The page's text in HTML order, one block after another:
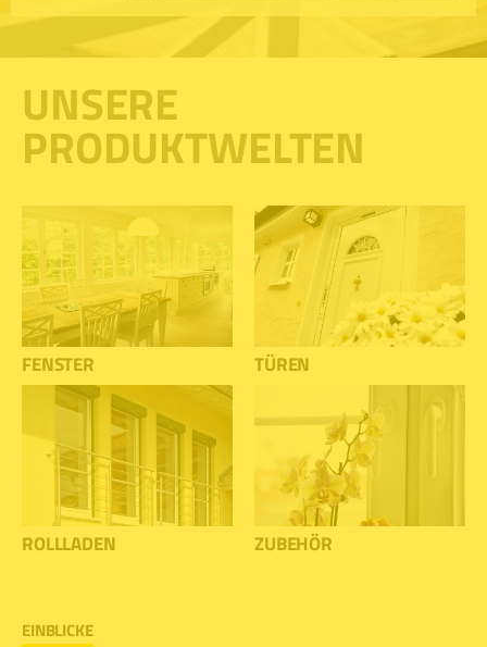
UNSERE
PRODUKTWELTEN
FENSTER TÜREN
ROLLLADEN ZUBEHÖR
EINBLICKE